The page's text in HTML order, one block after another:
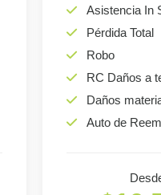
Asistencia In
Pérdida Total
Robo
RC Daños a
Daños
Auto de